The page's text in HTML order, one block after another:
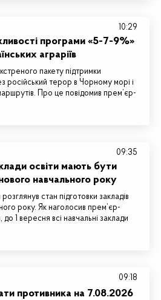
програми «5-7-9%»
аграріїв
пакету підтримки
російський терор в Чорному морі і
Про це повідомив прем’єр-
10:29
освіти мають бути
навчального року
стан підготовки закладів
року. Як наголосив прем’єр-
1 вересня всі навчальні заклади
09:35
противника на 7.08.2026
09:18